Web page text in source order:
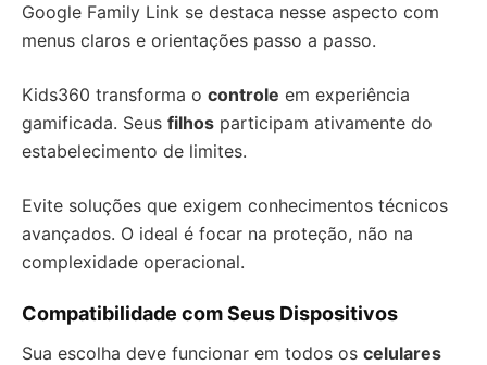
Google Family Link se destaca nesse aspecto com
menus claros e orientações passo a passo.
Kids360 transforma o controle em experiência
gamificada. Seus filhos participam ativamente do
estabelecimento de limites.
Evite soluções que exigem conhecimentos técnicos
avançados. O ideal é focar na proteção, não na
complexidade operacional.
Compatibilidade com Seus Dispositivos
Sua escolha deve funcionar em todos os celulares